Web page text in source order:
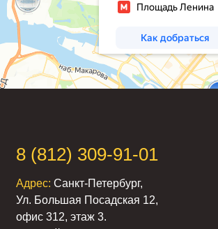
8 (812) 309-91-01
Адрес: Санкт-Петербург,
Ул. Большая Посадская 12,
офис 312, этаж 3.